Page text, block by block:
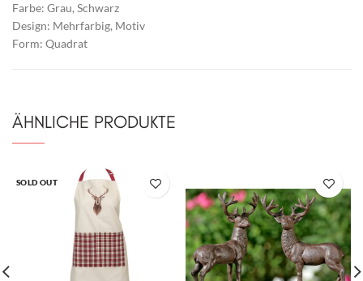
Farbe: Grau, Schwarz
Design: Mehrfarbig, Motiv
Form: Quadrat
ÄHNLICHE PRODUKTE
SOLD OUT